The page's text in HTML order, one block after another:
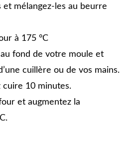
et mélangez-les au beurre
à 175 °C
fond de votre moule et
cuillère ou de vos mains.
cuire 10 minutes.
et augmentez la